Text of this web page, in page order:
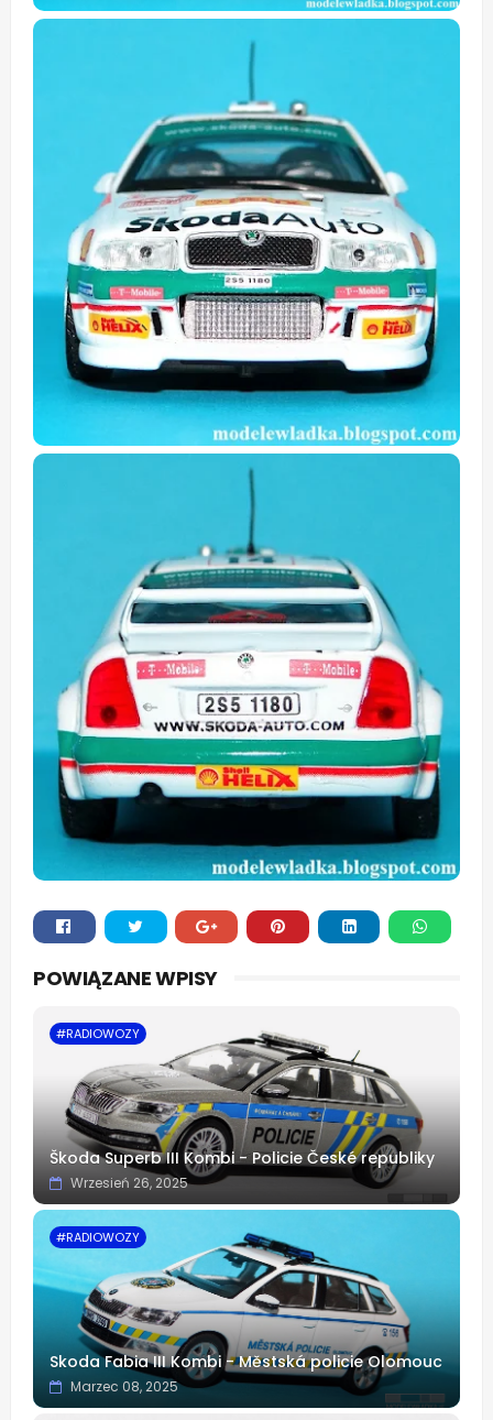
POWIĄZANE WPISY
#RADIOWOZY
Škoda Superb III Kombi - Policie České republiky
Wrzesień 26, 2025
#RADIOWOZY
Skoda Fabia III Kombi - Městská policie Olomouc
Marzec 08, 2025